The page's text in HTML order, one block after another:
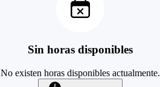
Sin horas disponibles
No existen horas disponibles actualmente.